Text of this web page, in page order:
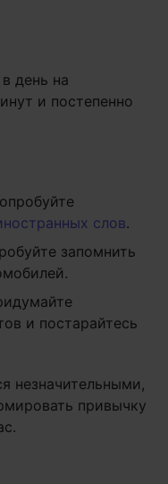
день на
и постепенно
слов.
запомнить
и постарайтесь
незначительными,
привычку